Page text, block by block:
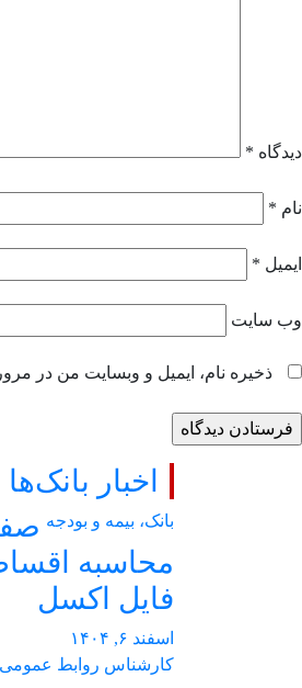
دیدگاه *
نام *
ایمیل *
وب‌ سایت
ذخیره نام، ایمیل و وبسایت من در
اخبار بانک‌ها
بانک، بیمه و بودجه
محاسبه
فایل اکسل
اسفند ۶, ۱۴۰۴
کارشناس روابط عمومی